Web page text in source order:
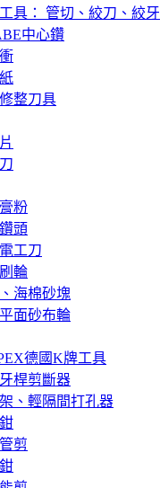
具： 管切、絞刀、絞牙
中心鑽
整刀具
粉
頭
工刀
輪
海棉砂塊
面砂布輪
德國K牌工具
桿剪斷器
、輕隔間打孔器
剪